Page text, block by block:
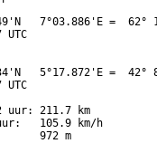
7°03.886'E =  62°
UTC
5°17.872'E =  42°
UTC
uur: 211.7 km
105.9 km/h
972 m